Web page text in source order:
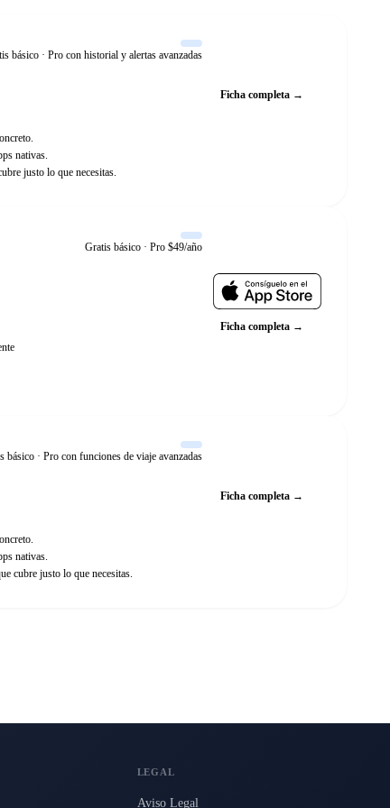
básico · Pro con historial y alertas avanzadas
nativas.
justo lo que necesitas.
Ficha completa →
Gratis básico · Pro $49/año
Ficha completa →
básico · Pro con funciones de viaje avanzadas
nativas.
cubre justo lo que necesitas.
Ficha completa →
LEGAL
Aviso Legal